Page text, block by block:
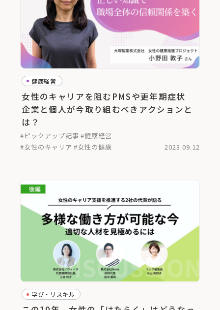
健康経営
女性のキャリアを阻むPMSや更年期症状
企業と個人が今取り組むべきアクションと
は？
#ピックアップ記事 #健康経営
#女性のキャリア #女性の健康 2023.09.12
学び・リスキル